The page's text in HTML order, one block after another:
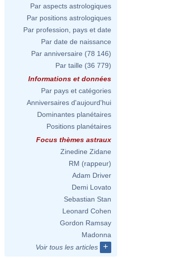
Par aspects astrologiques
Par positions astrologiques
Par profession, pays et date
Par date de naissance
Par anniversaire (78 146)
Par taille (36 779)
Informations et données
Par pays et catégories
Anniversaires d'aujourd'hui
Dominantes planétaires
Positions planétaires
Focus thèmes astraux
Zinedine Zidane
RM (rappeur)
Adam Driver
Demi Lovato
Sebastian Stan
Leonard Cohen
Gordon Ramsay
Madonna
Voir tous les articles
+